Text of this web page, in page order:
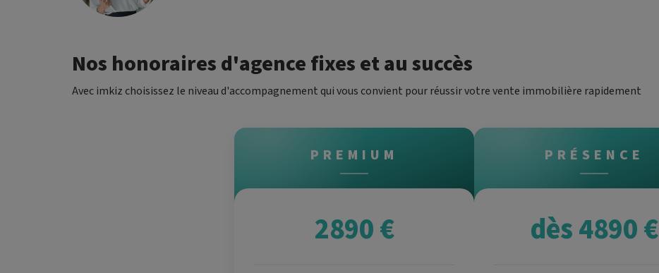
Nos honoraires d'agence fixes et au succès
Avec imkiz choisissez le niveau d'accompagnement qui vous convient pour réussir votre vente immobilière rapidement
PREMIUM
2890 €
PRÉSENCE
dès 4890 €